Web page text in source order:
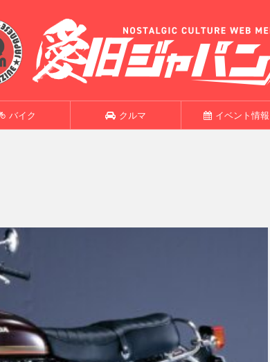
バイク クルマ イベント情報